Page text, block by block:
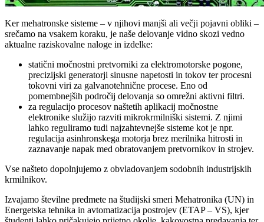
Ker mehatronske sisteme – v njihovi manjši ali večji pojavni obliki –
srečamo na vsakem koraku, je naše delovanje vidno skozi vedno
aktualne raziskovalne naloge in izdelke:
statični močnostni pretvorniki za elektromotorske pogone,
precizijski generatorji sinusne napetosti in tokov ter procesni
tokovni viri za galvanotehnične procese. Eno od
pomembnejših področij delovanja so omrežni aktivni filtri.
za regulacijo procesov naštetih aplikacij močnostne
elektronike služijo razviti mikrokrmilniški sistemi. Z njimi
lahko reguliramo tudi najzahtevnejše sisteme kot je npr.
regulacija asinhronskega motorja brez merilnika hitrosti in
zaznavanje napak med obratovanjem pretvornikov in strojev.
Vse našteto dopolnjujemo z obvladovanjem sodobnih industrijskih
krmilnikov.
Izvajamo številne predmete na študijski smeri Mehatronika (UN) in
Energetska tehnika in avtomatizacija postrojev (ETAP – VS), kjer